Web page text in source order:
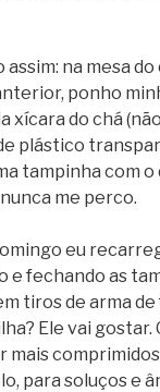
assim: na mesa
ponho
xícara do chá
plástico
tampinha com o
me perco.
eu
e fechando as
tiros de arma de
Ele vai
mais
para soluços e